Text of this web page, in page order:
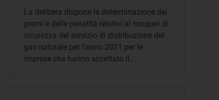
La delibera dispone la determinazione dei
premi e delle penalità relativi ai recuperi di
sicurezza del servizio di distribuzione del
gas naturale per l'anno 2021 per le
imprese che hanno accettato il…